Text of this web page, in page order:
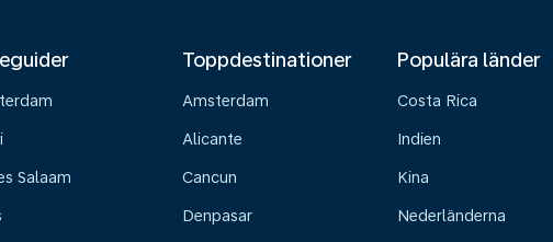
Salaam
Toppdestinationer
Amsterdam
Alicante
Cancun
Denpasar
Populära länder
Costa Rica
Indien
Kina
Nederländerna